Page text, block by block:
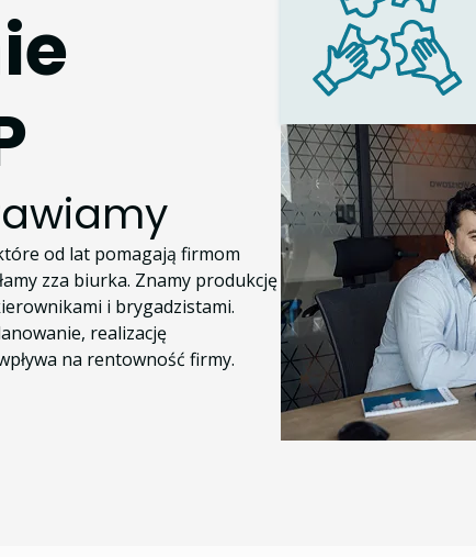
od lat pomagają firmom
zza biurka. Znamy produkcję
i brygadzistami.
realizację
na rentowność firmy.